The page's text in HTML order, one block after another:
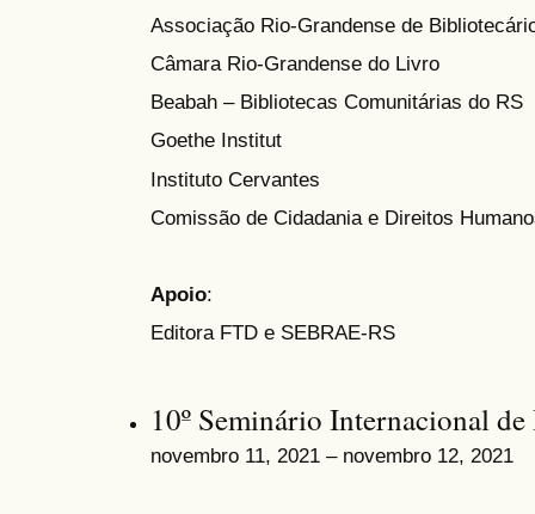
Associação Rio-Grandense de
Câmara Rio-Grandense do Livro
Beabah – Bibliotecas Comunitárias do RS
Goethe Institut
Instituto Cervantes
Comissão de Cidadania e Direitos
Apoio:
Editora FTD e SEBRAE-RS
10º Seminário Internacional
novembro 11, 2021 – novembro 12, 2021